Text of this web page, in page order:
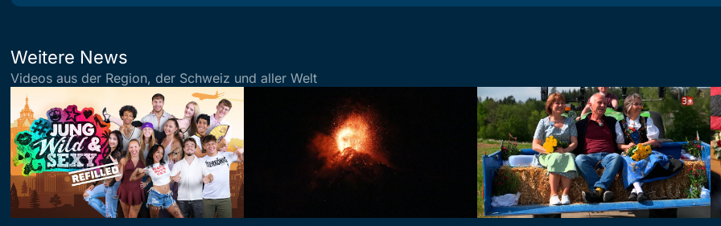
Weitere News
Videos aus der Region, der Schweiz und aller Welt